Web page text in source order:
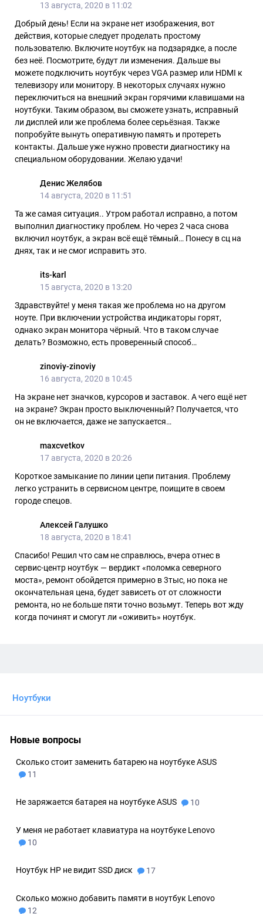
Ноутбуки
Новые вопросы
Сколько стоит заменить батарею на ноутбуке ASUS
11
Не заряжается батарея на ноутбуке ASUS 10
У меня не работает клавиатура на ноутбуке Lenovo
10
Ноутбук HP не видит SSD диск 17
Сколько можно добавить памяти в ноутбук Lenovo
12
13 августа, 2020 в 11:02
Добрый день! Если на экране нет изображения, вот
действия, которые следует проделать простому
пользователю. Включите ноутбук на подзарядке, а после
без неё. Посмотрите, будут ли изменения. Дальше вы
можете подключить ноутбук через VGA размер или HDMI к
телевизору или монитору. В некоторых случаях нужно
переключиться на внешний экран горячими клавишами на
ноутбуки. Таким образом, вы сможете узнать, исправный
ли дисплей или же проблема более серьёзная. Также
попробуйте вынуть оперативную память и протереть
контакты. Дальше уже нужно провести диагностику на
специальном оборудовании. Желаю удачи!
Денис Желябов
14 августа, 2020 в 11:51
Та же самая ситуация.. Утром работал исправно, а потом
выполнил диагностику проблем. Но через 2 часа снова
включил ноутбук, а экран всё ещё тёмный… Понесу в сц на
днях, так и не смог исправить это.
its-karl
15 августа, 2020 в 13:20
Здравствуйте! у меня такая же проблема но на другом
ноуте. При включении устройства индикаторы горят,
однако экран монитора чёрный. Что в таком случае
делать? Возможно, есть проверенный способ…
zinoviy-zinoviy
16 августа, 2020 в 10:45
На экране нет значков, курсоров и заставок. А чего ещё нет
на экране? Экран просто выключенный? Получается, что
он не включается, даже не запускается…
maxcvetkov
17 августа, 2020 в 20:26
Короткое замыкание по линии цепи питания. Проблему
легко устранить в сервисном центре, поищите в своем
городе спецов.
Алексей Галушко
18 августа, 2020 в 18:41
Спасибо! Решил что сам не справлюсь, вчера отнес в
сервис-центр ноутбук — вердикт «поломка северного
моста», ремонт обойдется примерно в 3тыс, но пока не
окончательная цена, будет зависеть от от сложности
ремонта, но не больше пяти точно возьмут. Теперь вот жду
когда починят и смогут ли «оживить» ноутбук.